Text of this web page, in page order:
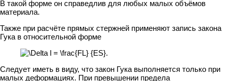
В такой форме он справедлив для любых малых объёмов
материала.
Также при расчёте прямых стержней применяют запись закона
Гука в относительной форме
Следует иметь в виду, что закон Гука выполняется только при
малых деформациях. При превышении предела